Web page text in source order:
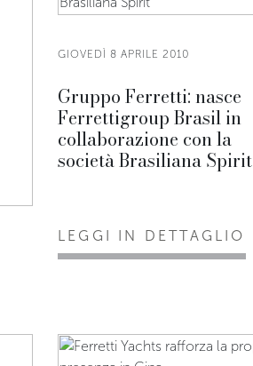
GIOVEDÌ 8 APRILE 2010
Gruppo Ferretti: nasce
Ferrettigroup Brasil in
collaborazione con la
società Brasiliana Spirit
LEGGI IN DETTAGLIO